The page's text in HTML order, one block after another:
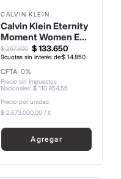
CALVIN KLEIN
Calvin Klein Eternity
Moment Women EDP
100ml $133.650
$ 267.300
9cuotas sin interés de:$ 14850
CFTA: 0%
Precio sin Impuestos
Nacionales: $ 11045455
Precio por unidad:
$ 2.673.000,00 / lt
Agregar